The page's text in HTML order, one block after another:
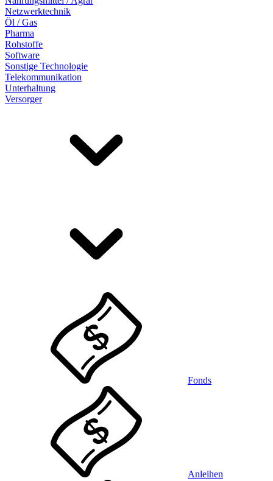
Netzwerktechnik
Öl / Gas
Pharma
Rohstoffe
Software
Sonstige Technologie
Telekommunikation
Unterhaltung
Versorger
Fonds
Anleihen